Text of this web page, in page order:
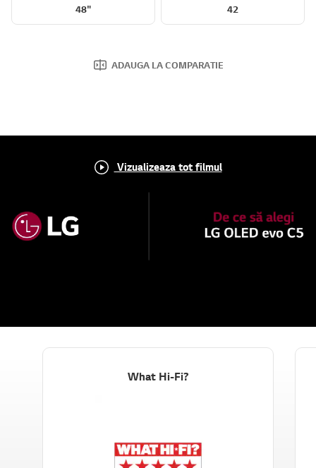
48" 42
ADAUGA LA COMPARATIE
Vizualizeaza tot filmul
What Hi-Fi?